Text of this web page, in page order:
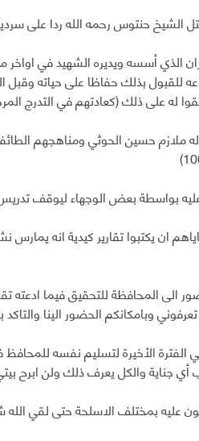
حنتوس رحمه الله ردا على
للقبول بذلك حفاظا على حياته
له على ذلك (كعادتهم في التدرج
له ملازم حسين الحوثي ومناهجهم
بواسطة بعض الوجهاء ليوقف
ان يكتبوا تقارير كيدية انه يمارس
الى المحافظة للتحقيق فيما ادعته
وبامكانكم الحضور الينا
الفترة الأخيرة لتسليم نفسه
أي جناية والكل يعرف ذلك ولن ابرح
عليه بمختلف الاسلحة حتى لقي